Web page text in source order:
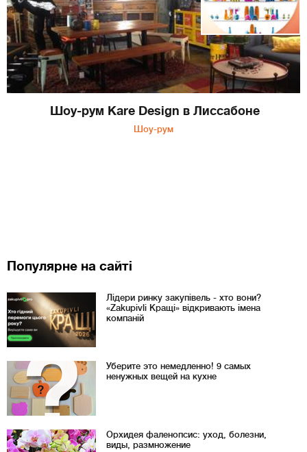
Шоу-рум Kare Design в Лиссабоне
Шоу-рум
Популярне на сайті
Лідери ринку закупівель - хто вони?
«Zakupivli Кращі» відкривають імена
компаній
Уберите это немедленно! 9 самых
ненужных вещей на кухне
Орхидея фаленопсис: уход, болезни,
виды, размножение